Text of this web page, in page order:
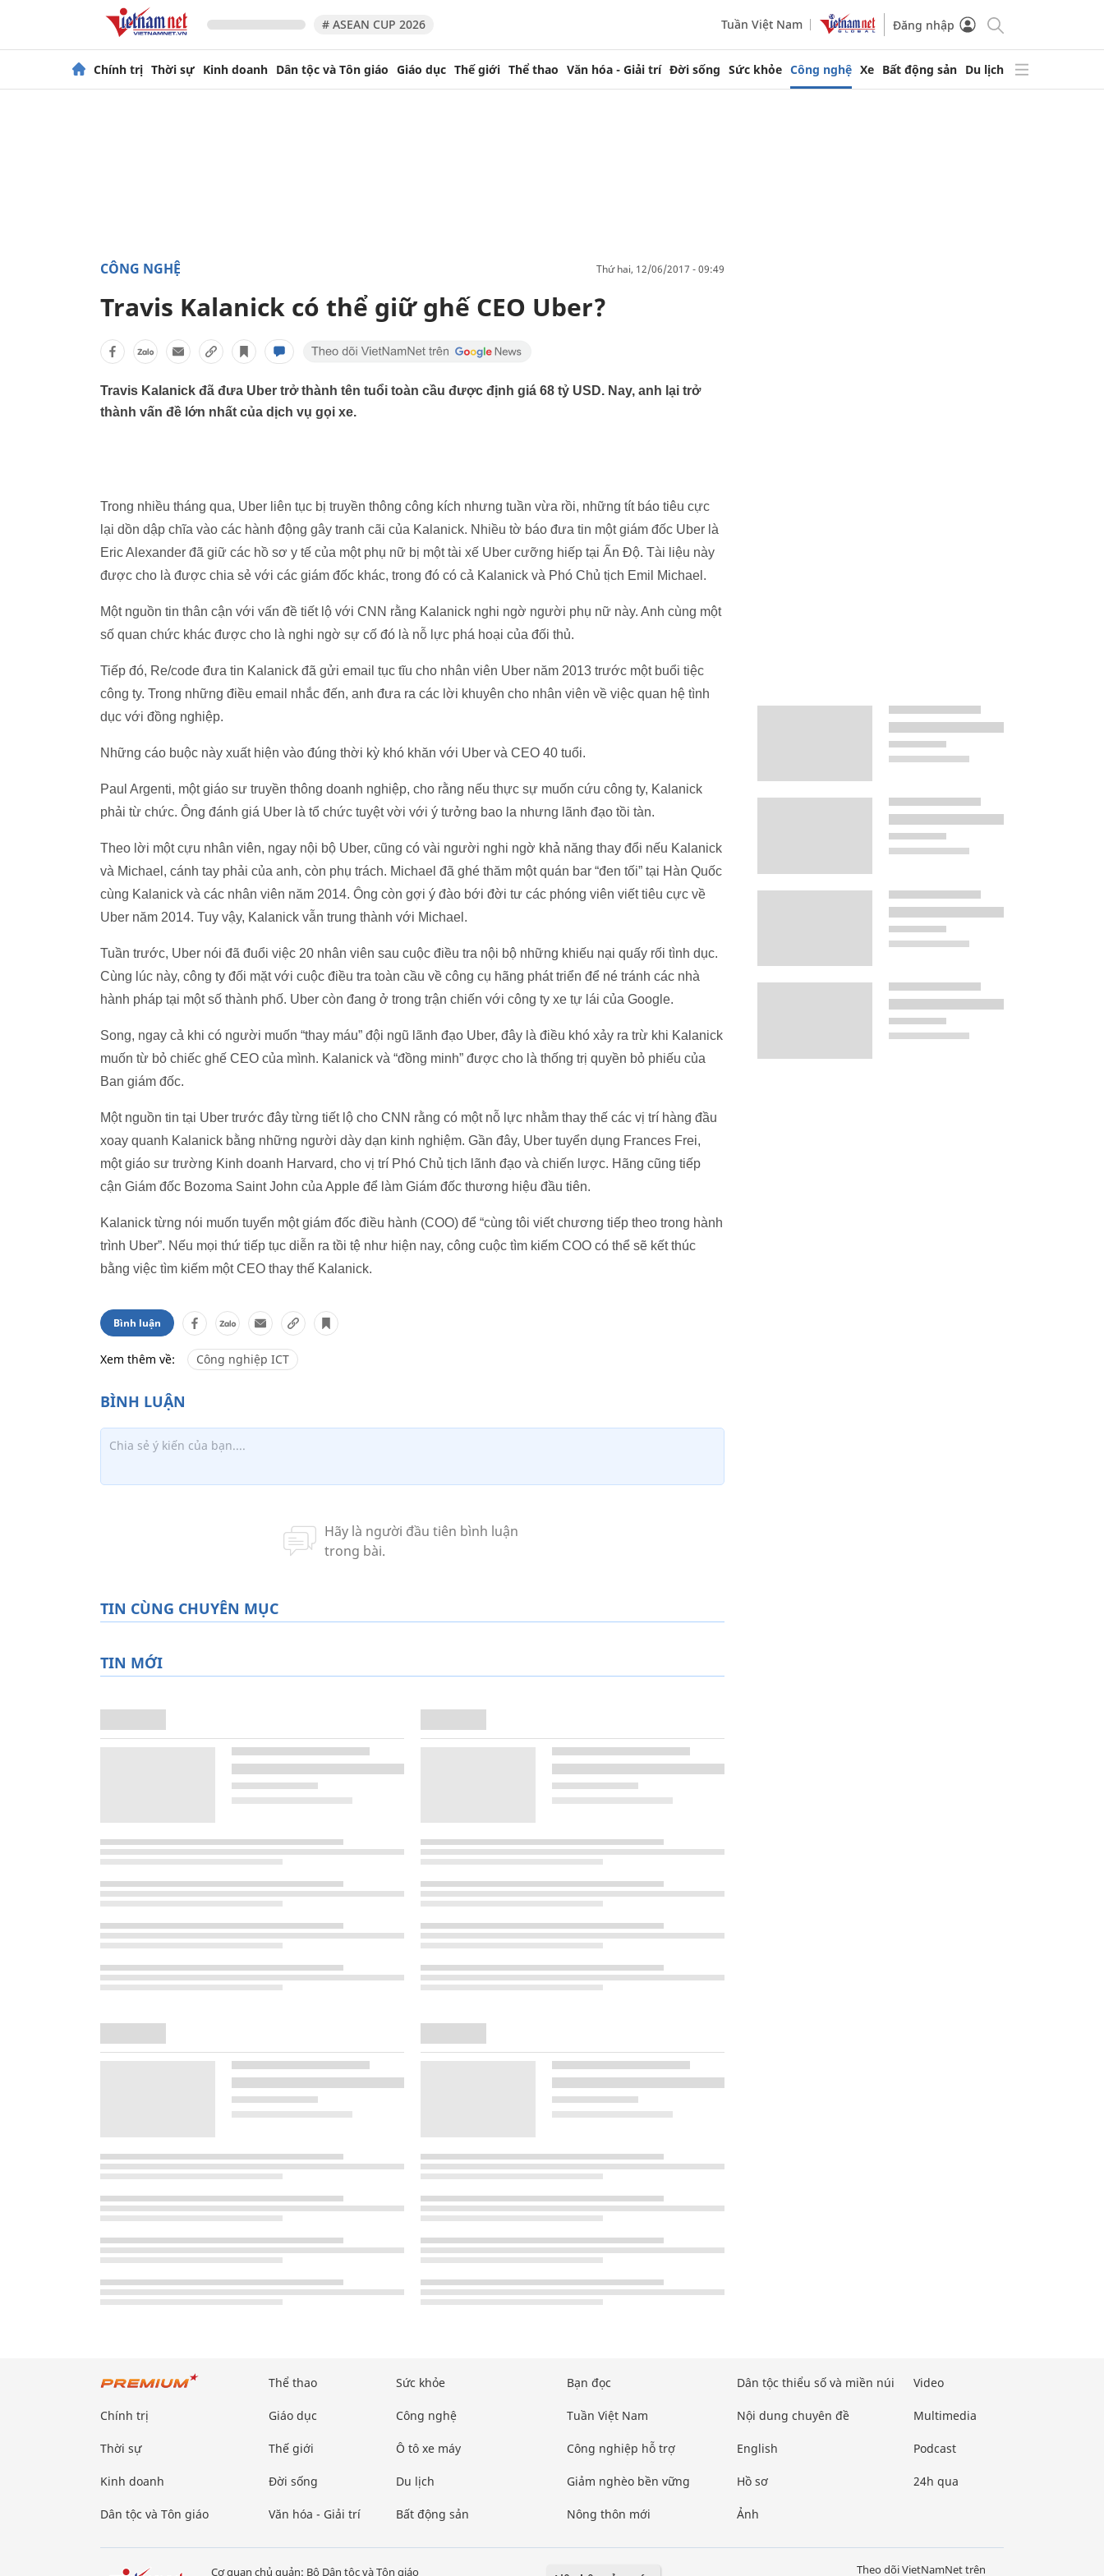
# ASEAN CUP 2026 Tuần Việt Nam Đăng nhập
Chính trị Thời sự Kinh doanh Dân tộc và Tôn giáo Giáo dục Thế giới Thể thao Văn hóa - Giải trí Đời sống Sức khỏe Công nghệ Xe Bất động sản Du lịch
CÔNG NGHỆ thứ hai, 12/06/2017 - 09:49
Travis Kalanick có thể giữ ghế CEO Uber?
Travis Kalanick đã đưa Uber trở thành tên tuổi toàn cầu được định giá 68 tỷ USD. Nay, anh lại trở
thành vấn đề lớn nhất của dịch vụ gọi xe.
Trong nhiều tháng qua, Uber liên tục bị truyền thông công kích nhưng tuần vừa rồi, những tít báo tiêu cực
lại dồn dập chĩa vào các hành động gây tranh cãi của Kalanick. Nhiều tờ báo đưa tin một giám đốc Uber là
Eric Alexander đã giữ các hồ sơ y tế của một phụ nữ bị một tài xế Uber cưỡng hiếp tại Ấn Độ. Tài liệu này
được cho là được chia sẻ với các giám đốc khác, trong đó có cả Kalanick và Phó Chủ tịch Emil Michael.
Một nguồn tin thân cận với vấn đề tiết lộ với CNN rằng Kalanick nghi ngờ người phụ nữ này. Anh cùng một
số quan chức khác được cho là nghi ngờ sự cố đó là nỗ lực phá hoại của đối thủ.
Tiếp đó, Re/code đưa tin Kalanick đã gửi email tục tĩu cho nhân viên Uber năm 2013 trước một buổi tiệc
công ty. Trong những điều email nhắc đến, anh đưa ra các lời khuyên cho nhân viên về việc quan hệ tình
dục với đồng nghiệp.
Những cáo buộc này xuất hiện vào đúng thời kỳ khó khăn với Uber và CEO 40 tuổi.
Paul Argenti, một giáo sư truyền thông doanh nghiệp, cho rằng nếu thực sự muốn cứu công ty, Kalanick
phải từ chức. Ông đánh giá Uber là tổ chức tuyệt vời với ý tưởng bao la nhưng lãnh đạo tồi tàn.
Theo lời một cựu nhân viên, ngay nội bộ Uber, cũng có vài người nghi ngờ khả năng thay đổi nếu Kalanick
và Michael, cánh tay phải của anh, còn phụ trách. Michael đã ghé thăm một quán bar “đen tối” tại Hàn Quốc
cùng Kalanick và các nhân viên năm 2014. Ông còn gợi ý đào bới đời tư các phóng viên viết tiêu cực về
Uber năm 2014. Tuy vậy, Kalanick vẫn trung thành với Michael.
Tuần trước, Uber nói đã đuổi việc 20 nhân viên sau cuộc điều tra nội bộ những khiếu nại quấy rối tình dục.
Cùng lúc này, công ty đối mặt với cuộc điều tra toàn cầu về công cụ hãng phát triển để né tránh các nhà
hành pháp tại một số thành phố. Uber còn đang ở trong trận chiến với công ty xe tự lái của Google.
Song, ngay cả khi có người muốn “thay máu” đội ngũ lãnh đạo Uber, đây là điều khó xảy ra trừ khi Kalanick
muốn từ bỏ chiếc ghế CEO của mình. Kalanick và “đồng minh” được cho là thống trị quyền bỏ phiếu của
Ban giám đốc.
Một nguồn tin tại Uber trước đây từng tiết lộ cho CNN rằng có một nỗ lực nhằm thay thế các vị trí hàng đầu
xoay quanh Kalanick bằng những người dày dạn kinh nghiệm. Gần đây, Uber tuyển dụng Frances Frei,
một giáo sư trường Kinh doanh Harvard, cho vị trí Phó Chủ tịch lãnh đạo và chiến lược. Hãng cũng tiếp
cận Giám đốc Bozoma Saint John của Apple để làm Giám đốc thương hiệu đầu tiên.
Kalanick từng nói muốn tuyển một giám đốc điều hành (COO) để “cùng tôi viết chương tiếp theo trong hành
trình Uber”. Nếu mọi thứ tiếp tục diễn ra tồi tệ như hiện nay, công cuộc tìm kiếm COO có thể sẽ kết thúc
bằng việc tìm kiếm một CEO thay thế Kalanick.
Bình luận
Xem thêm về: Công nghiệp ICT
TIN CÙNG CHUYÊN MỤC
TIN MỚI
Chính trị
Thời sự
Kinh doanh
Dân tộc và Tôn giáo
Thể thao
Giáo dục
Thế giới
Đời sống
Văn hóa - Giải trí
Sức khỏe
Công nghệ
Ô tô xe máy
Du lịch
Bất động sản
Bạn đọc
Tuần Việt Nam
Công nghiệp hỗ trợ
Giảm nghèo bền vững
Nông thôn mới
Dân tộc thiểu số và miền núi
Nội dung chuyên đề
English
Hồ sơ
Ảnh
Video
Multimedia
Podcast
24h qua
Cơ quan chủ quản: Bộ Dân tộc và Tôn giáo Theo dõi VietNamNet trên